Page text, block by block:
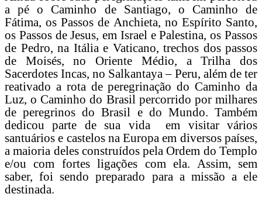
a pé o Caminho de Santiago, o Caminho de
Fátima, os Passos de Anchieta, no Espírito Santo,
os Passos de Jesus, em Israel e Palestina, os Passos
de Pedro, na Itália e Vaticano, trechos dos passos
de Moisés, no Oriente Médio, a Trilha dos
Sacerdotes Incas, no Salkantaya – Peru, além de ter
reativado a rota de peregrinação do Caminho da
Luz, o Caminho do Brasil percorrido por milhares
de peregrinos do Brasil e do Mundo. Também
dedicou parte de sua vida em visitar vários
santuários e castelos na Europa em diversos países,
a maioria deles construídos pela Ordem do Templo
e/ou com fortes ligações com ela. Assim, sem
saber, foi sendo preparado para a missão a ele
destinada.